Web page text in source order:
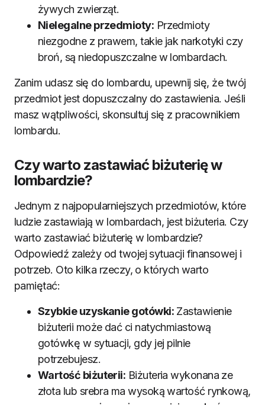
żywych zwierząt.
Nielegalne przedmioty: Przedmioty
niezgodne z prawem, takie jak narkotyki czy
broń, są niedopuszczalne w lombardach.
Zanim udasz się do lombardu, upewnij się, że twój
przedmiot jest dopuszczalny do zastawienia. Jeśli
masz wątpliwości, skonsultuj się z pracownikiem
lombardu.
Czy warto zastawiać biżuterię w
lombardzie?
Jednym z najpopularniejszych przedmiotów, które
ludzie zastawiają w lombardach, jest biżuteria. Czy
warto zastawiać biżuterię w lombardzie?
Odpowiedź zależy od twojej sytuacji finansowej i
potrzeb. Oto kilka rzeczy, o których warto
pamiętać:
Szybkie uzyskanie gotówki:Zastawienie
biżuterii może dać ci natychmiastową
gotówkę w sytuacji, gdy jej pilnie
potrzebujesz.
Wartość biżuterii: Biżuteria wykonana ze
złota lub srebra ma wysoką wartość rynkową,